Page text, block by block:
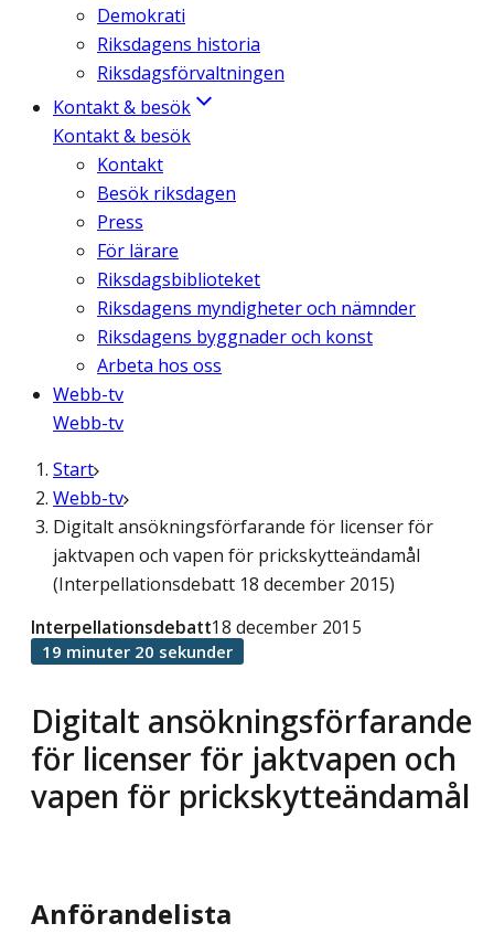
Demokrati
Riksdagens historia
Riksdagsförvaltningen
Kontakt & besök
Kontakt & besök
Kontakt
Besök riksdagen
Press
För lärare
Riksdagsbiblioteket
Riksdagens myndigheter och nämnder
Riksdagens byggnader och konst
Arbeta hos oss
Webb-tv
Webb-tv
Start
Webb-tv
Digitalt ansökningsförfarande för licenser för
jaktvapen och vapen för prickskytteändamål
(Interpellationsdebatt 18 december 2015)
Digitalt ansökningsförfarande
för licenser för jaktvapen och
vapen för prickskytteändamål
Interpellationsdebatt18 december 2015
19 minuter 20 sekunder
Anförandelista